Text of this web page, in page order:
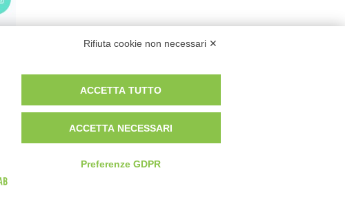
Rifiuta cookie non necessari ✕
ACCETTA TUTTO
ACCETTA NECESSARI
Preferenze GDPR